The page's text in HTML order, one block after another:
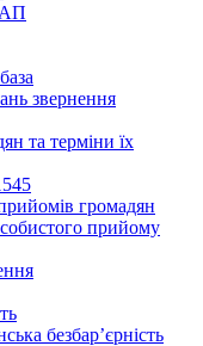
звернення
та терміни їх
громадян
прийому
безбар’єрність